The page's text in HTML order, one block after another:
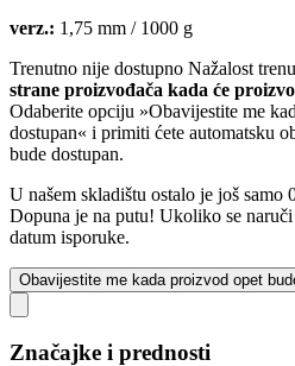
verz.: 1,75 mm / 1000 g
Trenutno nije dostupno Nažalost
strane proizvođača kada će
Odaberite opciju »Obavijestite me
dostupan« i primiti ćete automatsku
bude dostupan.
U našem skladištu ostalo je još samo
Dopuna je na putu! Ukoliko se
datum isporuke.
Obavijestite me kada proizvod opet
Značajke i prednosti